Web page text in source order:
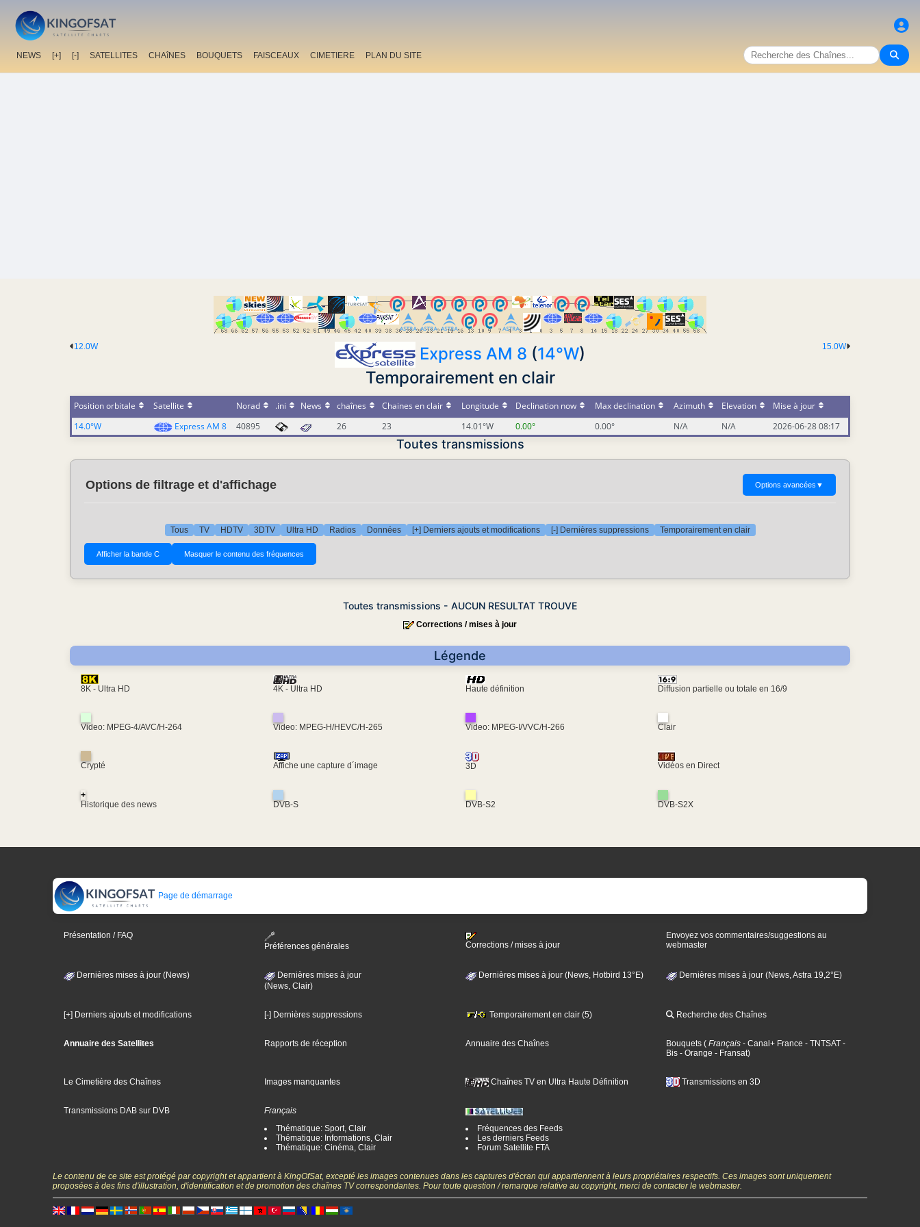
NEWS [+] [-] SATELLITES CHAîNES BOUQUETS FAISCEAUX CIMETIERE PLAN DU SITE
15.0W
12.0W Express AM 8 (14°W)
Temporairement en clair
Position orbitale Satellite Norad .ini News chaînes Chaines en clair Longitude Declination now Max declination Azimuth Elevation
Mise à jour
14.0°W
Express AM 8 40895 26 23 14.01°W 0.00° 0.00° N/A N/A 2026-06-28 08:17
Toutes transmissions
Options de filtrage et d'affichage Options avancées ▼
Tous TV HDTV 3DTV Ultra HD Radios Données [+] Derniers ajouts et modifications [-] Dernières suppressions Temporairement en clair
Toutes transmissions - AUCUN RESULTAT TROUVE
Corrections / mises à jour
Légende
8K - Ultra HD 4K - Ultra HD Haute définition Diffusion partielle ou totale en 16/9
Video: MPEG-4/AVC/H-264 Video: MPEG-H/HEVC/H-265 Video: MPEG-I/VVC/H-266 Clair
Crypté Affiche une capture d´image 3D Vidéos en Direct
+
Historique des news
DVB-S DVB-S2 DVB-S2X
Page de démarrage
Présentation / FAQ
Préférences générales
Corrections / mises à jour
Envoyez vos commentaires/suggestions au
webmaster
Dernières mises à jour (News)
Dernières mises à jour
(News, Clair)
Dernières mises à jour (News, Hotbird 13°E) Dernières mises à jour (News, Astra 19,2°E)
[+] Derniers ajouts et modifications [-] Dernières suppressions Temporairement en clair (5) Recherche des Chaînes
Annuaire des Satellites Rapports de réception Annuaire des Chaînes Bouquets ( Français - Canal+ France - TNTSAT -
Bis - Orange - Fransat)
Le Cimetière des Chaînes Images manquantes Chaînes TV en Ultra Haute Définition Transmissions en 3D
Transmissions DAB sur DVB
Français
Thématique: Sport, Clair
Thématique: Informations, Clair
Thématique: Cinéma, Clair
Fréquences des Feeds
Les derniers Feeds
Forum Satellite FTA
Le contenu de ce site est protégé par copyright et appartient à KingOfSat, excepté les images contenues dans les captures d'écran qui appartiennent à leurs propriétaires respectifs. Ces images sont uniquement
proposées à des fins d'illustration, d'identification et de promotion des chaînes TV correspondantes. Pour toute question / remarque relative au copyright, merci de contacter le webmaster.